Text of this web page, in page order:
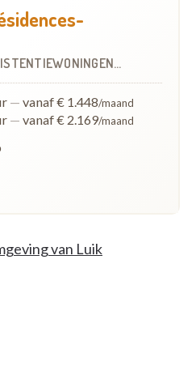
OP
— vanaf € 1.448/maand
— vanaf € 2.169/maand
van Luik